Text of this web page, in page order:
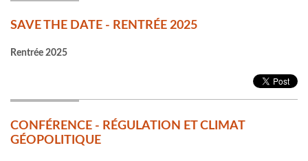
SAVE THE DATE - RENTRÉE 2025
Rentrée 2025
CONFÉRENCE - RÉGULATION ET CLIMAT
GÉOPOLITIQUE